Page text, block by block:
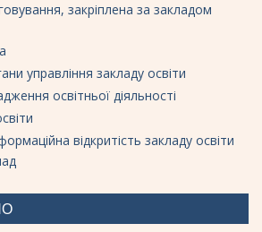
закріплена за закладом
управління закладу освіти
освітньої діяльності
відкритість закладу освіти